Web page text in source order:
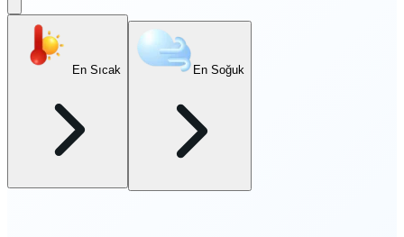
En Sıcak En Soğuk